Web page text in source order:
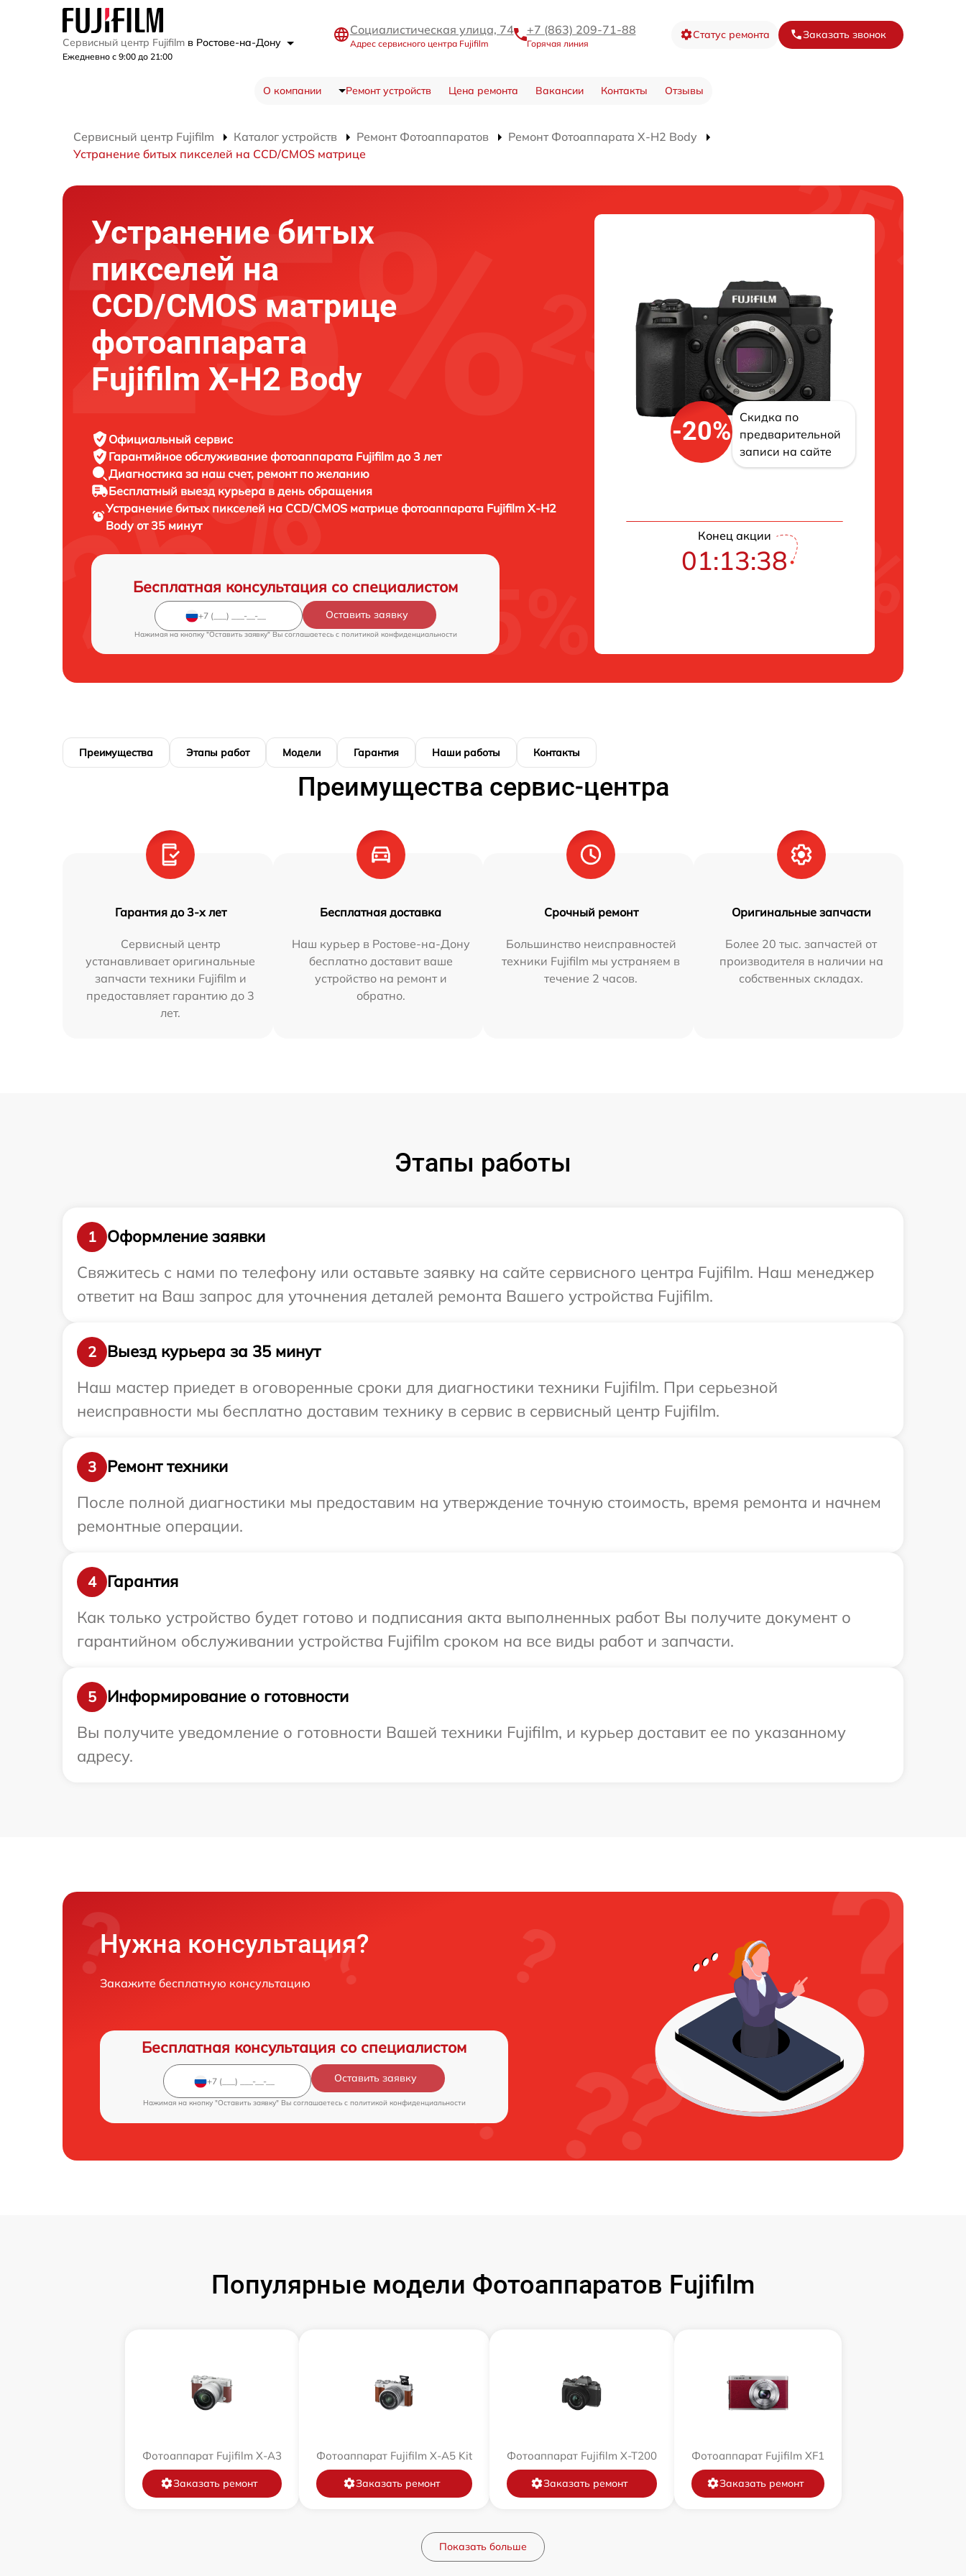
Сервисный центр Fujifilm в Ростове-на-Дону
Ежедневно с 9:00 до 21:00
Социалистическая улица, 74
Адрес сервисного центра Fujifilm
+7 (863) 209-71-88
Горячая линия
Статус ремонта Заказать звонок
О компании Ремонт устройств Цена ремонта Вакансии Контакты Отзывы
Сервисный центр Fujifilm Каталог устройств Ремонт Фотоаппаратов
Ремонт Фотоаппарата X-H2 Body
Устранение битых пикселей на CCD/CMOS матрице
Устранение битых
пикселей на
CCD/CMOS матрице
фотоаппарата
Fujifilm X-H2 Body
Официальный сервис
Гарантийное обслуживание фотоаппарата Fujifilm до 3 лет
Диагностика за наш счет, ремонт по желанию
Бесплатный выезд курьера в день обращения
Устранение битых пикселей на CCD/CMOS матрице фотоаппарата Fujifilm X-H2
Body от 35 минут
Бесплатная консультация со специалистом
Оставить заявку
Нажимая на кнопку "Оставить заявку" Вы соглашаетесь c политикой конфиденциальности
-20%
Скидка по
предварительной
записи на сайте
Конец акции
01:13:38
Преимущества Этапы работ Модели Гарантия Наши работы Контакты
Преимущества сервис-центра
Гарантия до 3-х лет
Сервисный центр
устанавливает оригинальные
запчасти техники Fujifilm и
предоставляет гарантию до 3
лет.
Бесплатная доставка
Наш курьер в Ростове-на-Дону
бесплатно доставит ваше
устройство на ремонт и
обратно.
Срочный ремонт
Большинство неисправностей
техники Fujifilm мы устраняем в
течение 2 часов.
Оригинальные запчасти
Более 20 тыс. запчастей от
производителя в наличии на
собственных складах.
Этапы работы
1
Оформление заявки
Свяжитесь с нами по телефону или оставьте заявку на сайте сервисного центра Fujifilm. Наш менеджер
ответит на Ваш запрос для уточнения деталей ремонта Вашего устройства Fujifilm.
2
Выезд курьера за 35 минут
Наш мастер приедет в оговоренные сроки для диагностики техники Fujifilm. При серьезной
неисправности мы бесплатно доставим технику в сервис в сервисный центр Fujifilm.
3
Ремонт техники
После полной диагностики мы предоставим на утверждение точную стоимость, время ремонта и начнем
ремонтные операции.
4
Гарантия
Как только устройство будет готово и подписания акта выполненных работ Вы получите документ о
гарантийном обслуживании устройства Fujifilm сроком на все виды работ и запчасти.
5
Информирование о готовности
Вы получите уведомление о готовности Вашей техники Fujifilm, и курьер доставит ее по указанному
адресу.
Нужна консультация?
Закажите бесплатную консультацию
Бесплатная консультация со специалистом
Оставить заявку
Нажимая на кнопку "Оставить заявку" Вы соглашаетесь c политикой конфиденциальности
Популярные модели Фотоаппаратов Fujifilm
Фотоаппарат Fujifilm X-A3
Заказать ремонт
Фотоаппарат Fujifilm X-A5 Kit
Заказать ремонт
Фотоаппарат Fujifilm X-T200
Заказать ремонт
Фотоаппарат Fujifilm XF1
Заказать ремонт
Показать больше